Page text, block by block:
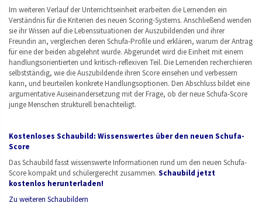
Im weiteren Verlauf der Unterrichtseinheit erarbeiten die Lernenden ein
Verständnis für die Kriterien des neuen Scoring-Systems. Anschließend wenden
sie ihr Wissen auf die Lebenssituationen der Auszubildenden und ihrer
Freundin an, vergleichen deren Schufa-Profile und erklären, warum der Antrag
für eine der beiden abgelehnt wurde. Abgerundet wird die Einheit mit einem
handlungsorientierten und kritisch-reflexiven Teil. Die Lernenden recherchieren
selbstständig, wie die Auszubildende ihren Score einsehen und verbessern
kann, und beurteilen konkrete Handlungsoptionen. Den Abschluss bildet eine
argumentative Auseinandersetzung mit der Frage, ob der neue Schufa-Score
junge Menschen strukturell benachteiligt.
Kostenloses Schaubild: Wissenswertes über den neuen Schufa-
Score
Das Schaubild fasst wissenswerte Informationen rund um den neuen Schufa-
Score kompakt und schülergerecht zusammen. Schaubild jetzt
kostenlos herunterladen!
Zu weiteren Schaubildern